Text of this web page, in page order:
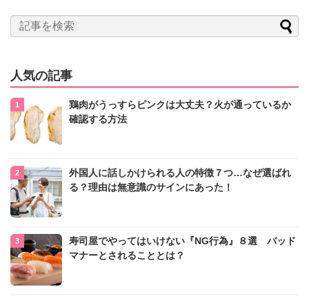
人気の記事
鶏肉がうっすらピンクは大丈夫？火が通っているか
確認する方法
外国人に話しかけられる人の特徴７つ…なぜ選ばれ
る？理由は無意識のサインにあった！
寿司屋でやってはいけない『NG行為』８選 バッド
マナーとされることとは？